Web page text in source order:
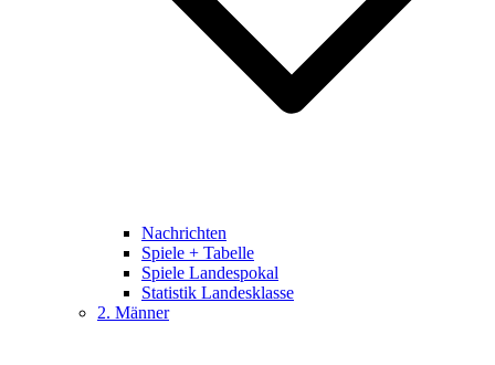
Nachrichten
Spiele + Tabelle
Spiele Landespokal
Statistik Landesklasse
2. Männer